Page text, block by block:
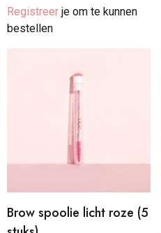
Registreer je om te kunnen
bestellen
Brow spoolie licht roze (5